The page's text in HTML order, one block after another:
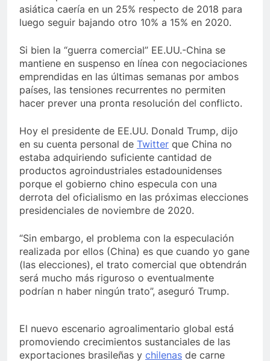
asiática caería en un 25% respecto de 2018 para
luego seguir bajando otro 10% a 15% en 2020.
Si bien la “guerra comercial” EE.UU.-China se
mantiene en suspenso en línea con negociaciones
emprendidas en las últimas semanas por ambos
países, las tensiones recurrentes no permiten
hacer prever una pronta resolución del conflicto.
Hoy el presidente de EE.UU. Donald Trump, dijo
en su cuenta personal de Twitter que China no
estaba adquiriendo suficiente cantidad de
productos agroindustriales estadounidenses
porque el gobierno chino especula con una
derrota del oficialismo en las próximas elecciones
presidenciales de noviembre de 2020.
“Sin embargo, el problema con la especulación
realizada por ellos (China) es que cuando yo gane
(las elecciones), el trato comercial que obtendrán
será mucho más riguroso o eventualmente
podrían n haber ningún trato”, aseguró Trump.
El nuevo escenario agroalimentario global está
promoviendo crecimientos sustanciales de las
exportaciones brasileñas y chilenas de carne